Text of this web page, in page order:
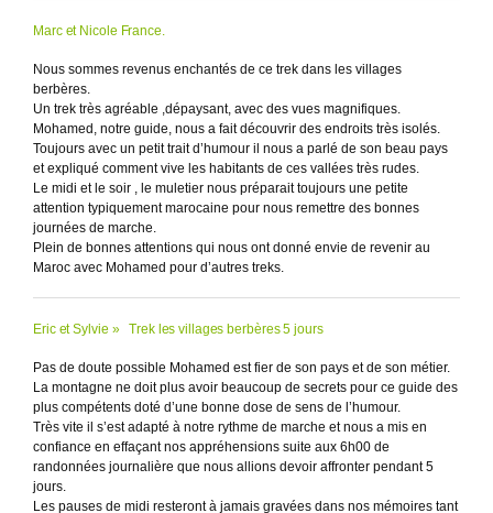
Marc et Nicole France.
Nous sommes revenus enchantés de ce trek dans les villages
berbères.
Un trek très agréable ,dépaysant, avec des vues magnifiques.
Mohamed, notre guide, nous a fait découvrir des endroits très isolés.
Toujours avec un petit trait d’humour il nous a parlé de son beau pays
et expliqué comment vive les habitants de ces vallées très rudes.
Le midi et le soir , le muletier nous préparait toujours une petite
attention typiquement marocaine pour nous remettre des bonnes
journées de marche.
Plein de bonnes attentions qui nous ont donné envie de revenir au
Maroc avec Mohamed pour d’autres treks.
Eric et Sylvie » Trek les villages berbères 5 jours
Pas de doute possible Mohamed est fier de son pays et de son métier.
La montagne ne doit plus avoir beaucoup de secrets pour ce guide des
plus compétents doté d’une bonne dose de sens de l’humour.
Très vite il s’est adapté à notre rythme de marche et nous a mis en
confiance en effaçant nos appréhensions suite aux 6h00 de
randonnées journalière que nous allions devoir affronter pendant 5
jours.
Les pauses de midi resteront à jamais gravées dans nos mémoires tant